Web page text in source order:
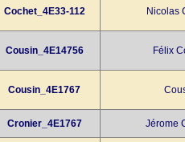
Cochet_4E33-112 Nicolas
Cousin_4E14756 Félix
Cousin_4E1767
Cronier_4E1767 Jérome